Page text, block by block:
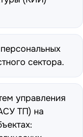
сектора.
управления
ТП) на